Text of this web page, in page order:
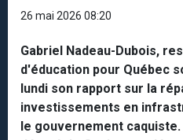
26 mai 2026 08:20
Gabriel Nadeau-Dubois,
d'éducation pour Québec
lundi son rapport sur la
investissements en
le gouvernement